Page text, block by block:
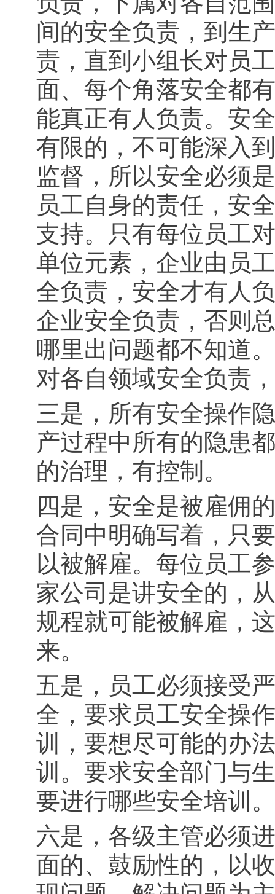
间的安全负责，到生
责，直到小组长对员
面、每个角落安全都
能真正有人负责。安
有限的，不可能深入
监督，所以安全必须
员工自身的责任，安
支持。只有每位员工
单位元素，企业由员
全负责，安全才有人
企业安全负责，否则
哪里出问题都不知道
对各自领域安全负责
三是，所有安全操作
产过程中所有的隐患
的治理，有控制。
四是，安全是被雇佣
合同中明确写着，只
以被解雇。每位员工
家公司是讲安全的，
规程就可能被解雇，
来。
五是，员工必须接受
全，要求员工安全操
训，要想尽可能的办
训。要求安全部门与
要进行哪些安全培训。
六是，各级主管必须
面的、鼓励性的，以